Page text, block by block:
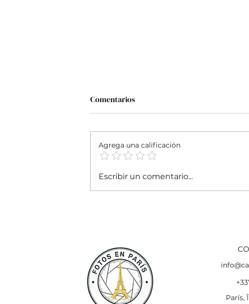
¿Nervioso Frente a la
Cámara? Guía para Fotos de
Comentarios
Agrega una calificación
Escribir un comentario...
París,